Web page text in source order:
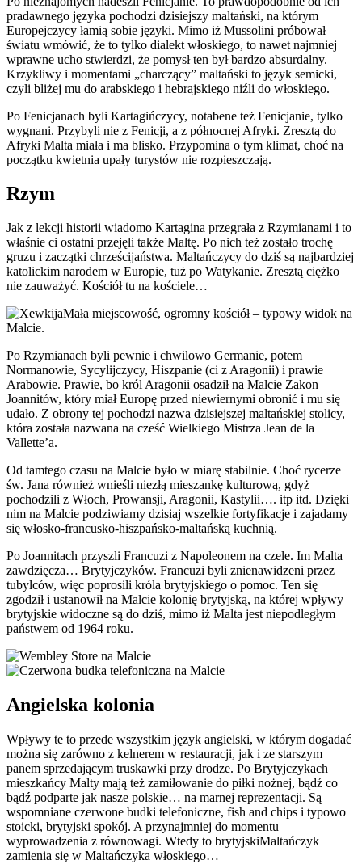
pradawnego języka pochodzi dzisiejszy maltański, na którym
Europejczycy łamią sobie języki. Mimo iż Mussolini próbował
światu wmówić, że to tylko dialekt włoskiego, to nawet najmniej
wprawne ucho stwierdzi, że pomysł ten był bardzo absurdalny.
Krzykliwy i momentami „charczący” maltański to język semicki,
czyli bliżej mu do arabskiego i hebrajskiego niźli do włoskiego.
Po Fenicjanach byli Kartagińczycy, notabene też Fenicjanie, tylko
wygnani. Przybyli nie z Fenicji, a z północnej Afryki. Zresztą do
Afryki Malta miała i ma blisko. Przypomina o tym klimat, choć na
początku kwietnia upały turystów nie rozpieszczają.
Rzym
Jak z lekcji historii wiadomo Kartagina przegrała z Rzymianami i to
właśnie ci ostatni przejęli także Maltę. Po nich też zostało trochę
gruzu i zaczątki chrześcijaństwa. Maltańczycy do dziś są najbardziej
katolickim narodem w Europie, tuż po Watykanie. Zresztą ciężko
nie zauważyć. Kościół tu na kościele…
Mała miejscowość, ogromny kościół – typowy widok na
Malcie.
Po Rzymianach byli pewnie i chwilowo Germanie, potem
Normanowie, Sycylijczycy, Hiszpanie (ci z Aragonii) i prawie
Arabowie. Prawie, bo król Aragonii osadził na Malcie Zakon
Joannitów, który miał Europę przed niewiernymi obronić i mu się
udało. Z obrony tej pochodzi nazwa dzisiejszej maltańskiej stolicy,
która została nazwana na cześć Wielkiego Mistrza Jean de la
Vallette’a.
Od tamtego czasu na Malcie było w miarę stabilnie. Choć rycerze
św. Jana również wnieśli niezłą mieszankę kulturową, gdyż
pochodzili z Włoch, Prowansji, Aragonii, Kastylii…. itp itd. Dzięki
nim na Malcie podziwiamy dzisiaj wszelkie fortyfikacje i zajadamy
się włosko-francusko-hiszpańsko-maltańską kuchnią.
Po Joannitach przyszli Francuzi z Napoleonem na czele. Im Malta
zawdzięcza… Brytyjczyków. Francuzi byli znienawidzeni przez
tubylców, więc poprosili króla brytyjskiego o pomoc. Ten się
zgodził i ustanowił na Malcie kolonię brytyjską, na której wpływy
brytyjskie widoczne są do dziś, mimo iż Malta jest niepodległym
państwem od 1964 roku.
Angielska kolonia
Wpływy te to przede wszystkim język angielski, w którym dogadać
można się zarówno z kelnerem w restauracji, jak i ze starszym
panem sprzedającym truskawki przy drodze. Po Brytyjczykach
mieszkańcy Malty mają też zamiłowanie do piłki nożnej, bądź co
bądź podparte jak nasze polskie… na marnej reprezentacji. Są
wspomniane czerwone budki telefoniczne, fish and chips i typowo
stoicki, brytyjski spokój. A przynajmniej do momentu
wyprowadzenia z równowagi. Wtedy to brytyjskiMaltańczyk
zamienia się w Maltańczyka włoskiego…